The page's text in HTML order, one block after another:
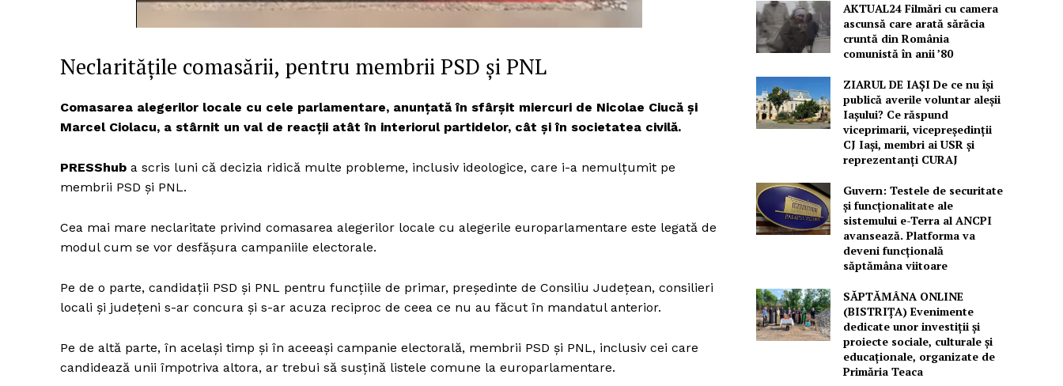
Un proiect
FREEDOM HOUSE
PRESShub
Proiecte editoriale
Neclaritățile comasării, pentru membrii PSD și PNL
Comasarea alegerilor locale cu cele parlamentare, anunțată în sfârșit miercuri de Nicolae Ciucă și
Marcel Ciolacu, a stârnit un val de reacții atât în interiorul partidelor, cât și în societatea civilă.
PRESShub a scris luni că decizia ridică multe probleme, inclusiv ideologice, care i-a nemulțumit pe
membrii PSD și PNL.
Cea mai mare neclaritate privind comasarea alegerilor locale cu alegerile europarlamentare este legată de
modul cum se vor desfășura campaniile electorale.
Pe de o parte, candidații PSD și PNL pentru funcțiile de primar, președinte de Consiliu Județean, consilieri
locali și județeni s-ar concura și s-ar acuza reciproc de ceea ce nu au făcut în mandatul anterior.
Pe de altă parte, în același timp și în aceeași campanie electorală, membrii PSD și PNL, inclusiv cei care
candidează unii împotriva altora, ar trebui să susțină listele comune la europarlamentare.
AKTUAL24 Filmări cu camera
ascunsă care arată sărăcia
cruntă din România
comunistă în anii ’80
ZIARUL DE IAȘI De ce nu își
publică averile voluntar aleșii
Iașului? Ce răspund
viceprimarii, vicepreședinții
CJ Iași, membri ai USR și
reprezentanți CURAJ
Guvern: Testele de securitate
și funcționalitate ale
sistemului e-Terra al ANCPI
avansează. Platforma va
deveni funcțională
săptămâna viitoare
SĂPTĂMÂNA ONLINE
(BISTRIȚA) Evenimente
dedicate unor investiții și
proiecte sociale, culturale și
educaționale, organizate de
Primăria Teaca